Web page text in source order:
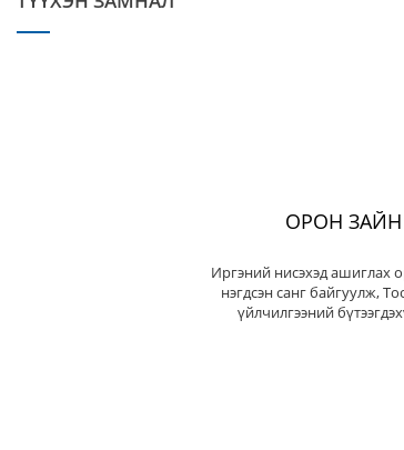
ОРОН
Иргэний нисэхэд ашиглах
нэгдсэн санг байгуулж,
үйлчилгээний